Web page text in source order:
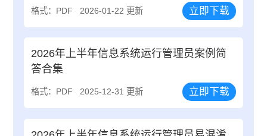
格式：PDF 2026-01-22 更新 立即下载
2026年上半年信息系统运行管理员案例简
答合集
格式：PDF 2025-12-31 更新 立即下载